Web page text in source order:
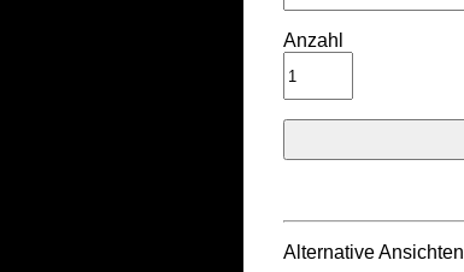
Anzahl
Alternative Ansichten